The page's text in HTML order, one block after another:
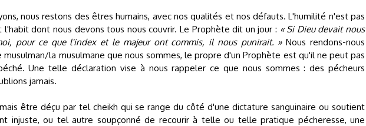
nous restons des êtres humains, avec nos qualités et nos défauts. L'humilité n'est pas
l'habit dont nous devons tous nous couvrir. Le Prophète dit un jour : « Si Dieu devait nous
pour ce que l'index et le majeur ont commis, il nous punirait. »Nous rendons-nous
musulman/la musulmane que nous sommes, le propre d'un Prophète est qu'il ne peut pas
Une telle déclaration vise à nous rappeler ce que nous sommes : des pécheurs
jamais.
être déçu par tel cheikh qui se range du côté d'une dictature sanguinaire ou soutient
injuste, ou tel autre soupçonné de recourir à telle ou telle pratique pécheresse, une